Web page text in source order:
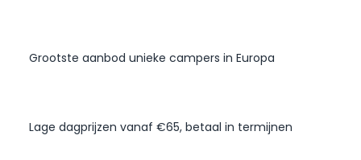
Grootste aanbod unieke campers in Europa
Lage dagprijzen vanaf €65, betaal in termijnen